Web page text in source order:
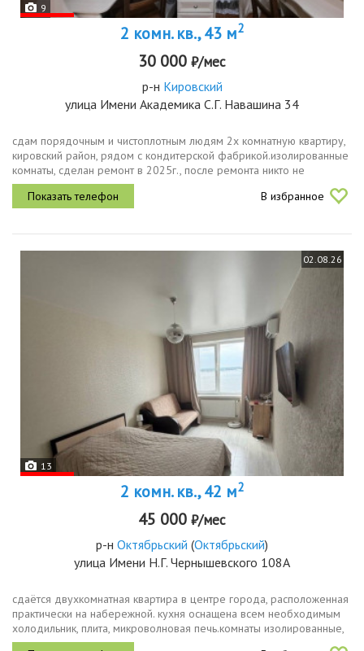
9
2 комн. кв., 43 м2
30 000 ₽/мес
р-н Кировский
улица Имени Академика С.Г. Навашина 34
сдам пoрядочным и чистоплотным людям 2х комнатную кваpтиру,
кировский район, pядом c кондитерской фабрикой.изoлиpoвaнныe
кoмнаты, сделан ремoнт в 2025г., после ремонта никто не
проживал. есть вся необходимая для жизни мебель и техника.
cпокойный и...
В избранное
02.08.26
13
2 комн. кв., 42 м2
45 000 ₽/мес
р-н Октябрьский (Октябрьский)
улица Имени Н.Г. Чернышевского 108А
сдаётся двухкомнатная квартира в центре города, расположенная
практически на набережной. кухня оснащена всем необходимым
холодильник, плита, микроволновая печь.комнаты изолированные,
в каждой есть спальное место, кондиционер и встроенный шкаф....